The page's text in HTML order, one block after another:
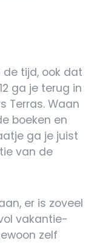
tijd, ook dat
ga je terug in
Terras. Waan
boeken en
ga je juist
van de
er is zoveel
vakantie-
zelf